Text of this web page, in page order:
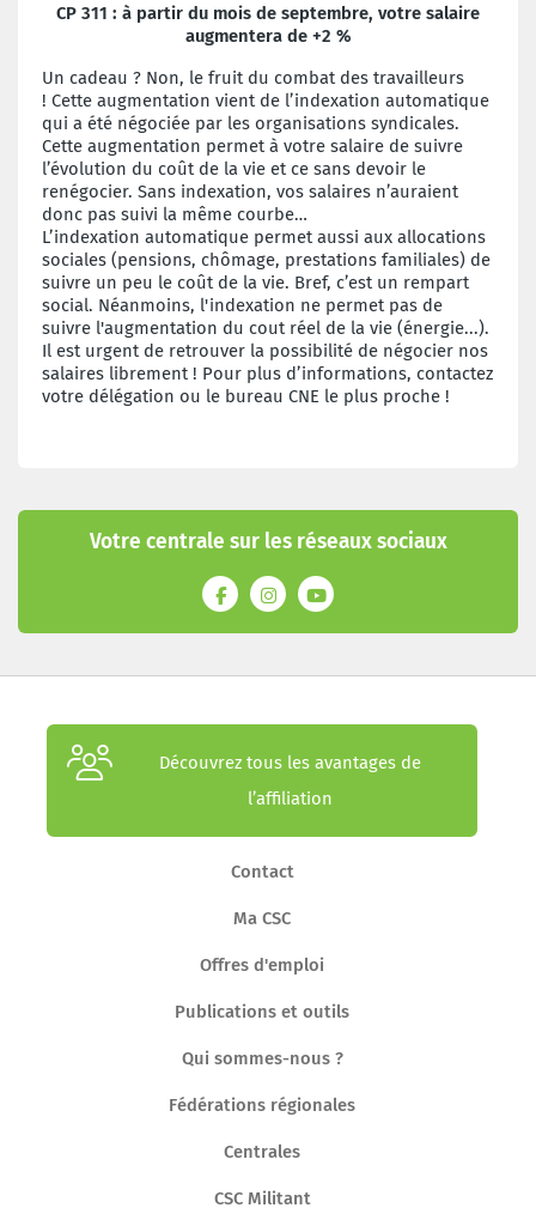
CP 311 : à partir du mois de septembre, votre salaire
augmentera de +2 %
Un cadeau ? Non, le fruit du combat des travailleurs
! Cette augmentation vient de l’indexation automatique
qui a été négociée par les organisations syndicales.
Cette augmentation permet à votre salaire de suivre
l’évolution du coût de la vie et ce sans devoir le
renégocier. Sans indexation, vos salaires n’auraient
donc pas suivi la même courbe…
L’indexation automatique permet aussi aux allocations
sociales (pensions, chômage, prestations familiales) de
suivre un peu le coût de la vie. Bref, c’est un rempart
social. Néanmoins, l'indexation ne permet pas de
suivre l'augmentation du cout réel de la vie (énergie...).
Il est urgent de retrouver la possibilité de négocier nos
salaires librement ! Pour plus d’informations, contactez
votre délégation ou le bureau CNE le plus proche !
Votre centrale sur les réseaux sociaux
Découvrez tous les avantages de
l’affiliation
Contact
Ma CSC
Offres d'emploi
Publications et outils
Qui sommes-nous ?
Fédérations régionales
Centrales
CSC Militant